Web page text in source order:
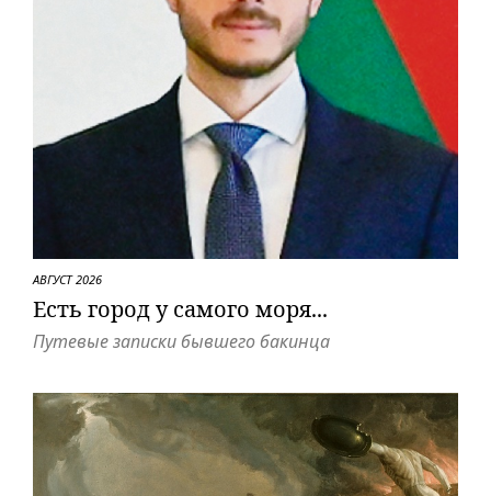
АВГУСТ 2026
Есть город у самого моря...
Путевые записки бывшего бакинца